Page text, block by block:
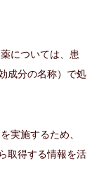
については、患
成分の名称）で処
実施するため、
取得する情報を活